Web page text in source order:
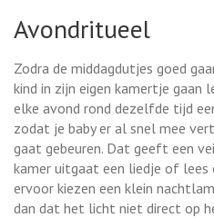
Avondritueel
Zodra de middagdutjes goed
kind in zijn eigen kamertje gaan
elke avond rond dezelfde tijd
zodat je baby er al snel mee
gaat gebeuren. Dat geeft een
kamer uitgaat een liedje of lees
ervoor kiezen een klein
dan dat het licht niet direct op